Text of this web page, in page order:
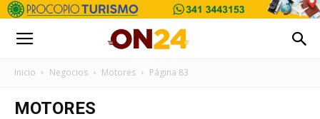
Inicio Negocios Motores Página 83
MOTORES